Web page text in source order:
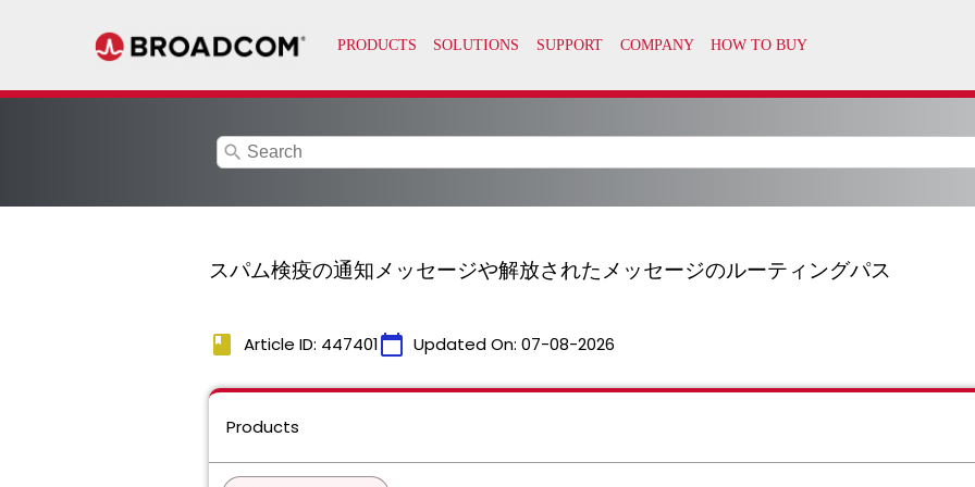
search
スパム検疫の通知メッセージや解放されたメッセージのルーティングパス
book Article ID: 447401calendar_today Updated On: 07-08-2026
Products